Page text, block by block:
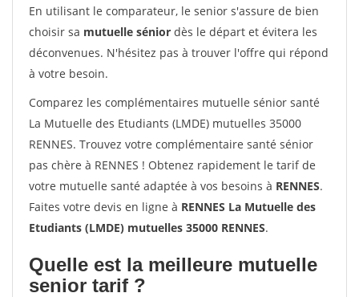
En utilisant le comparateur, le senior s'assure de bien
choisir sa mutuelle sénior dès le départ et évitera les
déconvenues. N'hésitez pas à trouver l'offre qui répond
à votre besoin.
Comparez les complémentaires mutuelle sénior santé
La Mutuelle des Etudiants (LMDE) mutuelles 35000
RENNES. Trouvez votre complémentaire santé sénior
pas chère à RENNES ! Obtenez rapidement le tarif de
votre mutuelle santé adaptée à vos besoins à RENNES.
Faites votre devis en ligne à RENNES La Mutuelle des
Etudiants (LMDE) mutuelles 35000 RENNES.
Quelle est la meilleure mutuelle
senior tarif ?